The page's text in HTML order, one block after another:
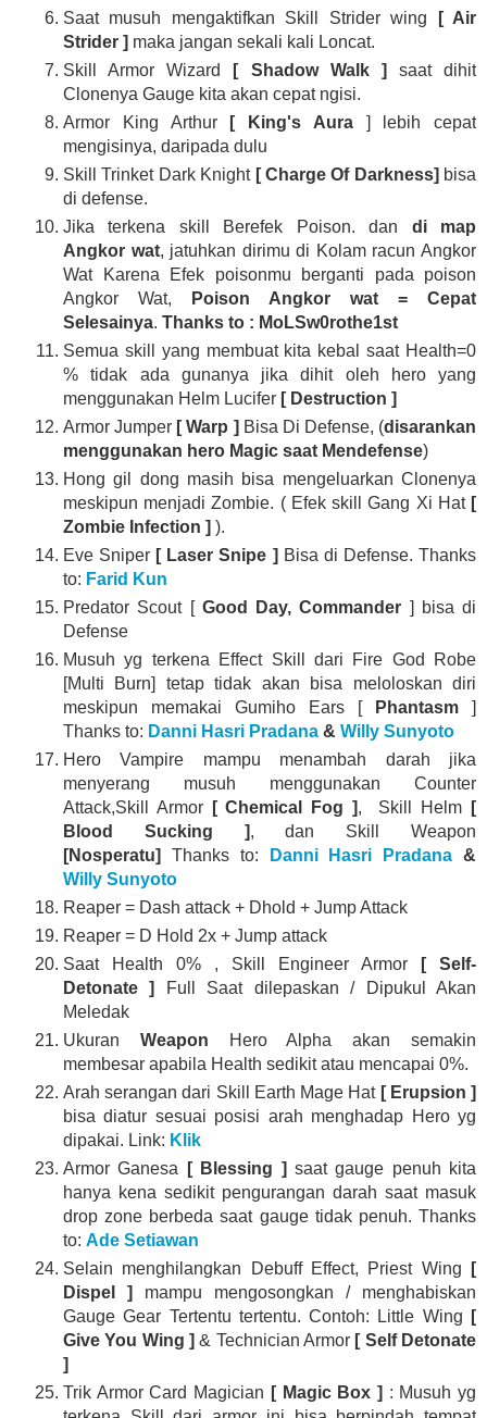
Saat musuh mengaktifkan Skill Strider wing [ Air
Strider ] maka jangan sekali kali Loncat.
Skill Armor Wizard
[ Shadow Walk ]
saat dihit
Clonenya Gauge kita akan cepat ngisi.
Armor King Arthur
[ King's Aura ] lebih cepat
mengisinya, daripada dulu
Skill Trinket Dark Knight [ Charge Of Darkness] bisa
di defense.
Jika terkena skill Berefek Poison. dan di map
Angkor wat, jatuhkan dirimu di Kolam racun Angkor
Wat Karena Efek poisonmu berganti pada poison
Angkor Wat,
Poison Angkor wat = Cepat
Selesainya. Thanks to : MoLSw0rothe1st
Semua skill yang membuat kita kebal saat Health=0
% tidak ada gunanya jika dihit oleh hero yang
menggunakan Helm Lucifer [ Destruction ]
Armor Jumper [ Warp ] Bisa Di Defense, (disarankan
menggunakan hero Magic saat Mendefense)
Hong gil dong masih bisa mengeluarkan Clonenya
meskipun menjadi Zombie. ( Efek skill Gang Xi Hat[
Zombie Infection ] ).
Eve Sniper [ Laser Snipe ] Bisa di Defense. Thanks
to: Farid Kun
Predator Scout [ Good Day, Commander ] bisa di
Defense
Musuh yg terkena Effect Skill dari Fire God Robe
[Multi Burn] tetap tidak akan bisa meloloskan diri
meskipun memakai Gumiho Ears [
Phantasm ]
Thanks to: Danni Hasri Pradana & Willy Sunyoto
Hero Vampire mampu menambah darah jika
menyerang musuh menggunakan Counter
Attack,Skill Armor
[ Chemical Fog ], Skill Helm
[
Blood Sucking ], dan Skill Weapon
[Nosperatu] Thanks to: Danni Hasri Pradana &
Willy Sunyoto
Reaper = Dash attack + Dhold + Jump Attack
Reaper = D Hold 2x + Jump attack
Saat Health 0% , Skill Engineer Armor
[ Self-
Detonate ]
Full Saat dilepaskan / Dipukul Akan
Meledak
Ukuran Weapon
Hero Alpha akan semakin
membesar apabila Health sedikit atau mencapai 0%.
Arah serangan dari Skill Earth Mage Hat [ Erupsion ]
bisa diatur sesuai posisi arah menghadap Hero yg
dipakai. Link: Klik
Armor Ganesa
[ Blessing ] saat gauge penuh kita
hanya kena sedikit pengurangan darah saat masuk
drop zone berbeda saat gauge tidak penuh. Thanks
to: Ade Setiawan
Selain menghilangkan Debuff Effect, Priest Wing
[
Dispel ]
mampu mengosongkan / menghabiskan
Gauge Gear Tertentu tertentu. Contoh: Little Wing
[
Give You Wing ] & Technician Armor [ Self Detonate
]
Trik Armor Card Magician [ Magic Box ] : Musuh yg